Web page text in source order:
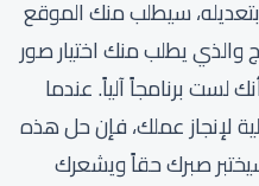
سيطلب منك الموقع
والذي يطلب منك اختيار صور
لست برنامجاً آلياً. عندما
لإنجاز عملك، فإن حل هذه
صبرك حقاً ويشعرك